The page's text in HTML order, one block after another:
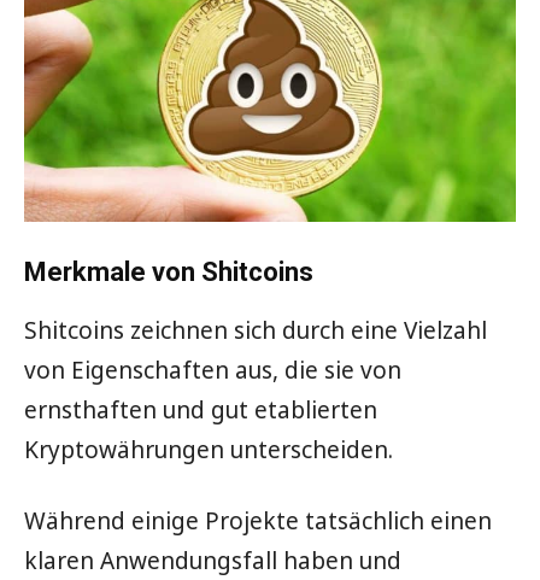
Merkmale von Shitcoins
Shitcoins zeichnen sich durch eine Vielzahl
von Eigenschaften aus, die sie von
ernsthaften und gut etablierten
Kryptowährungen unterscheiden.
Während einige Projekte tatsächlich einen
klaren Anwendungsfall haben und